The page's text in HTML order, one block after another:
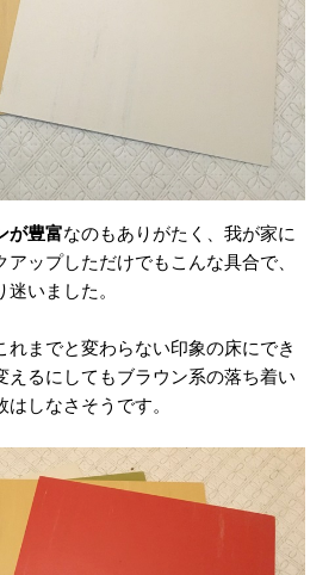
が豊富なのもありがたく、我が家に
ップしただけでもこんな具合で、
いました。
れまでと変わらない印象の床にでき
えるにしてもブラウン系の落ち着い
しなさそうです。